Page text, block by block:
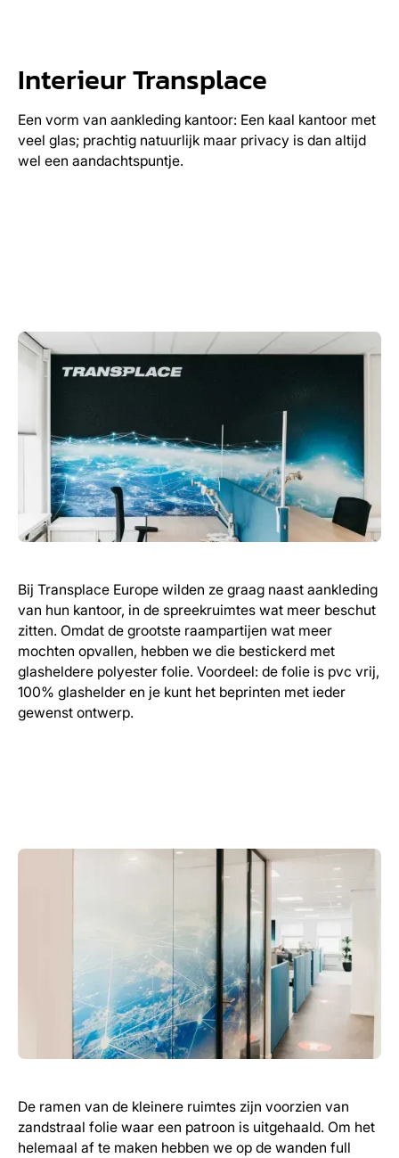
Interieur Transplace
Een vorm van aankleding kantoor: Een kaal kantoor met
veel glas; prachtig natuurlijk maar privacy is dan altijd
wel een aandachtspuntje.
Bij Transplace Europe wilden ze graag naast aankleding
van hun kantoor, in de spreekruimtes wat meer beschut
zitten. Omdat de grootste raampartijen wat meer
mochten opvallen, hebben we die bestickerd met
glasheldere polyester folie. Voordeel: de folie is pvc vrij,
100% glashelder en je kunt het beprinten met ieder
gewenst ontwerp.
De ramen van de kleinere ruimtes zijn voorzien van
zandstraal folie waar een patroon is uitgehaald. Om het
helemaal af te maken hebben we op de wanden full